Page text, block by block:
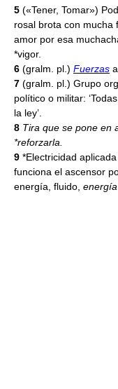
5 («Tener, Tomar»)
rosal brota con mucha
amor por esa
*vigor.
6 (gralm. pl.) Fuerzas
7 (gralm. pl.) Grupo
político o militar:
la ley’.
8 Tira que se pone en
*reforzarla.
9 *Electricidad
funciona el ascensor
energía, fluido, energía